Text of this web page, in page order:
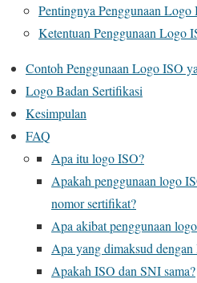
Pentingnya Penggunaan
Ketentuan Penggunaan Logo
Contoh Penggunaan Logo ISO
Logo Badan Sertifikasi
Kesimpulan
FAQ
Apa itu logo ISO?
Apakah penggunaan logo
nomor sertifikat?
Apa akibat penggunaan
Apa yang dimaksud dengan
Apakah ISO dan SNI sama?